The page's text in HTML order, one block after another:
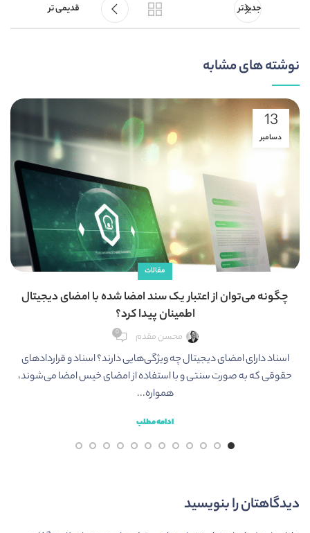
جدیدتر قدیمی تر
نوشته های مشابه
13
دسامبر
مقالات
چگونه می‌توان از اعتبار یک سند امضا شده با امضای دیجیتال
اطمینان پیدا کرد؟
محسن مقدم 0
اسناد دارای امضای دیجیتال چه ویژگی‌هایی دارند؟ اسناد و قراردادهای
حقوقی که به صورت سنتی و با استفاده از امضای خیس امضا می‌شوند،
همواره...
ادامه مطلب
دیدگاهتان را بنویسید